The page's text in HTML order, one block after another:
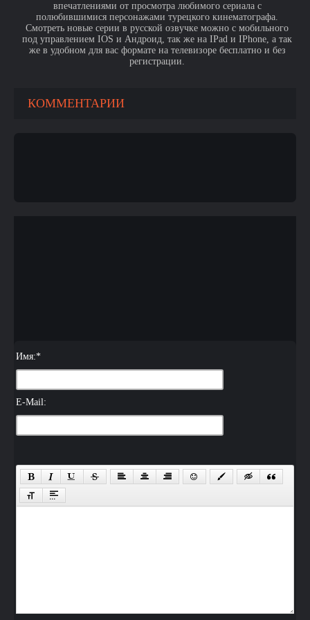
впечатлениями от просмотра любимого сериала с
полюбившимися персонажами турецкого кинематографа.
Смотреть новые серии в русской озвучке можно с мобильного
под управлением IOS и Андроид, так же на IPad и IPhone, а так
же в удобном для вас формате на телевизоре бесплатно и без
регистрации.
КОММЕНТАРИИ
Имя:*
E-Mail: